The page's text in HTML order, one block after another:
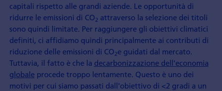
capitali rispetto alle grandi aziende. Le opportunità di
ridurre le emissioni di CO2 attraverso la selezione dei titoli
sono quindi limitate. Per raggiungere gli obiettivi climatici
definiti, ci affidiamo quindi principalmente ai contributi di
riduzione delle emissioni di CO2e guidati dal mercato.
Tuttavia, il fatto è che la decarbonizzazione dell'economia
globaleprocede troppo lentamente. Questo è uno dei
motivi per cui siamo passati dall'obiettivo di <2 gradi a un